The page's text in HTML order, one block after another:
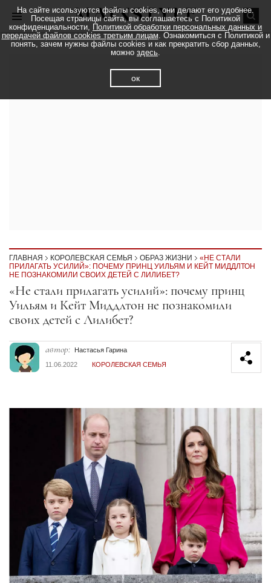
ГЛАВНАЯ КОРОЛЕВСКАЯ СЕМЬЯ ОБРАЗ ЖИЗНИ
«НЕ СТАЛИ
ПРИЛАГАТЬ УСИЛИЙ»: ПОЧЕМУ ПРИНЦ УИЛЬЯМ И КЕЙТ МИДДЛТОН
НЕ ПОЗНАКОМИЛИ СВОИХ ДЕТЕЙ С ЛИЛИБЕТ?
Секция статей
«Не стали прилагать усилий»: почему принц
Уильям и Кейт Миддлтон не познакомили
своих детей с Лилибет?
автор:
Настасья Гарина
11.06.2022
КОРОЛЕВСКАЯ СЕМЬЯ
На сайте исользуются файлы cookies, они делают его удобнее.
Посещая страницы сайта, вы соглашаетесь с Политикой
конфиденциальности, Политикой обработки персональных данных и
передачей файлов cookies третьим лицам. Ознакомиться с Политикой и
понять, зачем нужны файлы cookies и как прекратить сбор данных,
можно здесь.
ок